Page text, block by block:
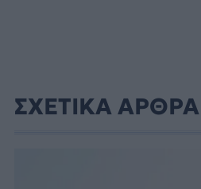
ΣΧΕΤΙΚΑ ΑΡΘΡΑ